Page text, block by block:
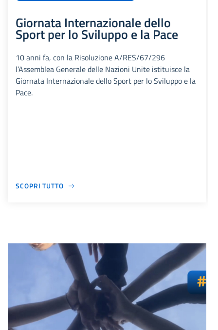
Giornata Internazionale dello
Sport per lo Sviluppo e la Pace
10 anni fa, con la Risoluzione A/RES/67/296
l’Assemblea Generale delle Nazioni Unite istituisce la
Giornata Internazionale dello Sport per lo Sviluppo e la
Pace.
SCOPRI TUTTO